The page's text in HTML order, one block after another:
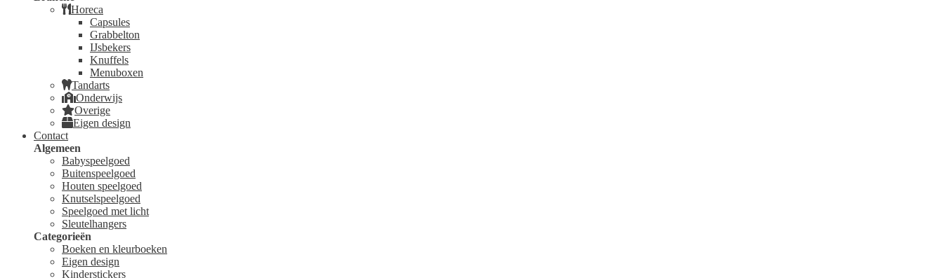
Horeca
Capsules
Grabbelton
IJsbekers
Knuffels
Menuboxen
Tandarts
Onderwijs
Overige
Eigen design
Contact
Algemeen
Babyspeelgoed
Buitenspeelgoed
Houten speelgoed
Knutselspeelgoed
Speelgoed met licht
Sleutelhangers
Categorieën
Boeken en kleurboeken
Eigen design
Kinderstickers